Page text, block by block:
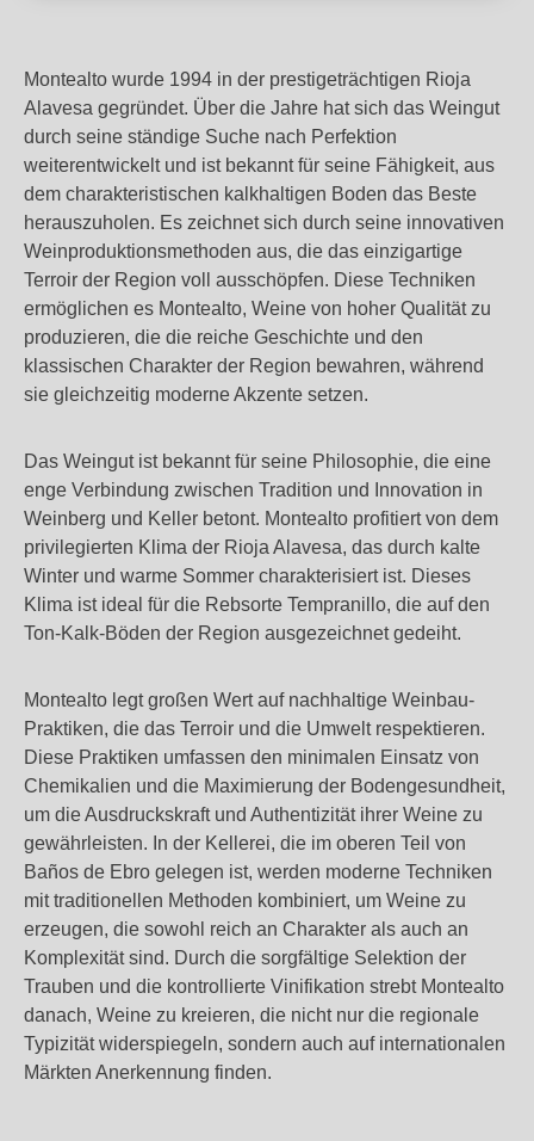
Montealto wurde 1994 in der prestigeträchtigen Rioja
Alavesa gegründet. Über die Jahre hat sich das Weingut
durch seine ständige Suche nach Perfektion
weiterentwickelt und ist bekannt für seine Fähigkeit, aus
dem charakteristischen kalkhaltigen Boden das Beste
herauszuholen. Es zeichnet sich durch seine innovativen
Weinproduktionsmethoden aus, die das einzigartige
Terroir der Region voll ausschöpfen. Diese Techniken
ermöglichen es Montealto, Weine von hoher Qualität zu
produzieren, die die reiche Geschichte und den
klassischen Charakter der Region bewahren, während
sie gleichzeitig moderne Akzente setzen.
Das Weingut ist bekannt für seine Philosophie, die eine
enge Verbindung zwischen Tradition und Innovation in
Weinberg und Keller betont. Montealto profitiert von dem
privilegierten Klima der Rioja Alavesa, das durch kalte
Winter und warme Sommer charakterisiert ist. Dieses
Klima ist ideal für die Rebsorte Tempranillo, die auf den
Ton-Kalk-Böden der Region ausgezeichnet gedeiht.
Montealto legt großen Wert auf nachhaltige Weinbau-
Praktiken, die das Terroir und die Umwelt respektieren.
Diese Praktiken umfassen den minimalen Einsatz von
Chemikalien und die Maximierung der Bodengesundheit,
um die Ausdruckskraft und Authentizität ihrer Weine zu
gewährleisten. In der Kellerei, die im oberen Teil von
Baños de Ebro gelegen ist, werden moderne Techniken
mit traditionellen Methoden kombiniert, um Weine zu
erzeugen, die sowohl reich an Charakter als auch an
Komplexität sind. Durch die sorgfältige Selektion der
Trauben und die kontrollierte Vinifikation strebt Montealto
danach, Weine zu kreieren, die nicht nur die regionale
Typizität widerspiegeln, sondern auch auf internationalen
Märkten Anerkennung finden.